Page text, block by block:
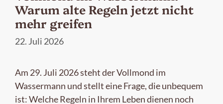
Warum alte Regeln jetzt nicht
mehr greifen
22. Juli 2026
Am 29. Juli 2026 steht der Vollmond im
Wassermann und stellt eine Frage, die unbequem
ist: Welche Regeln in Ihrem Leben dienen noch